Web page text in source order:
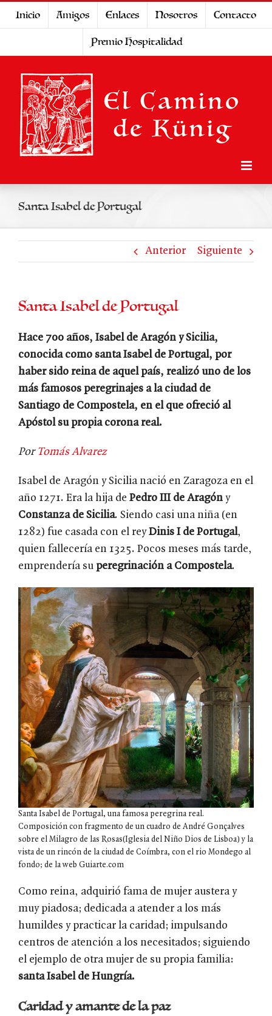
Inicio Amigos Enlaces Nosotros
Contacto
Premio Hospitalidad
Santa Isabel de Portugal
Anterior Siguiente
Santa Isabel de Portugal
Hace 700 años, Isabel de Aragón y Sicilia,
conocida como santa Isabel de Portugal, por
haber sido reina de aquel país, realizó uno de los
más famosos peregrinajes a la ciudad de
Santiago de Compostela, en el que ofreció al
Apóstol su propia corona real.
Por Tomás Alvarez
Isabel de Aragón y Sicilia nació en Zaragoza en el
año 1271. Era la hija de Pedro III de Aragón y
Constanza de Sicilia. Siendo casi una niña (en
1282) fue casada con el reyDinis I de Portugal,
quien fallecería en 1325. Pocos meses más tarde,
emprendería su peregrinación a Compostela.
Santa Isabel de Portugal, una famosa peregrina real.
Composición con fragmento de un cuadro de André Gonçalves
sobre el Milagro de las Rosas(Iglesia del Niño Dios de Lisboa) y la
vista de un rincón de la ciudad de Coímbra, con el rio Mondego al
fondo; de la web Guiarte.com
Como reina, adquirió fama de mujer austera y
muy piadosa; dedicada a atender a los más
humildes y practicar la caridad; impulsando
centros de atención a los necesitados; siguiendo
el ejemplo de otra mujer de su propia familia:
santa Isabel de Hungría.
Caridad y amante de la paz